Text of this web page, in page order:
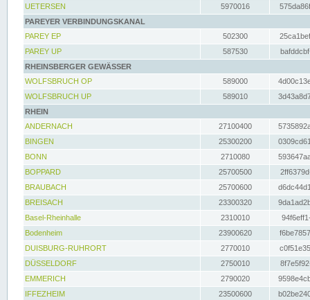
UETERSEN
5970016
PAREYER VERBINDUNGSKANAL
PAREY EP
502300
PAREY UP
587530
RHEINSBERGER GEWÄSSER
WOLFSBRUCH OP
589000
WOLFSBRUCH UP
589010
RHEIN
ANDERNACH
27100400
BINGEN
25300200
BONN
2710080
BOPPARD
25700500
BRAUBACH
25700600
BREISACH
23300320
Basel-Rheinhalle
2310010
Bodenheim
23900620
DUISBURG-RUHRORT
2770010
DÜSSELDORF
2750010
EMMERICH
2790020
IFFEZHEIM
23500600